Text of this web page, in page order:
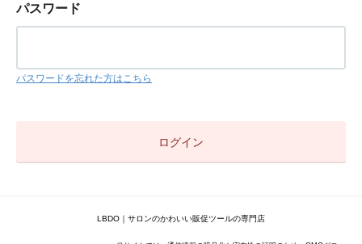
パスワード
パスワードを忘れた方はこちら
LBDO｜サロンのかわいい販促ツールの専門店